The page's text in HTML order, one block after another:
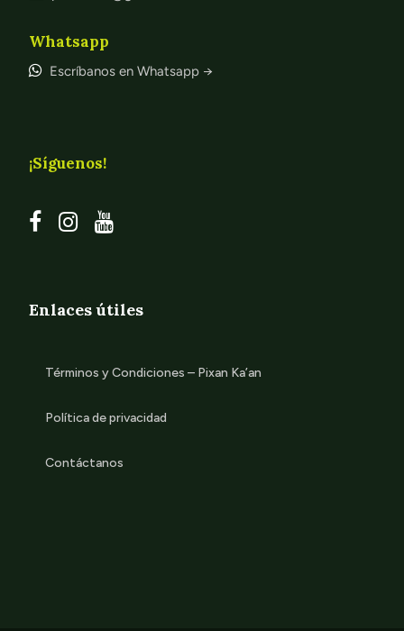
Whatsapp
Escríbanos en Whatsapp →
¡Síguenos!
Enlaces útiles
Términos y Condiciones – Pixan Ka’an
Política de privacidad
Contáctanos